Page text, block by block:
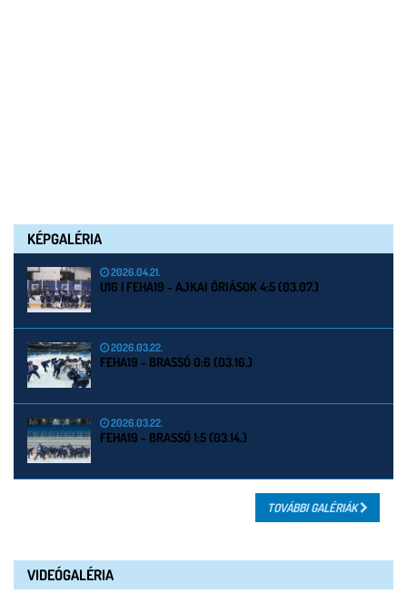
KÉPGALÉRIA
2026.04.21.
U16 | FEHA19 - AJKAI ÓRIÁSOK 4:5 (03.07.)
2026.03.22.
FEHA19 - BRASSÓ 0:6 (03.16.)
2026.03.22.
FEHA19 - BRASSÓ 1:5 (03.14.)
TOVÁBBI GALÉRIÁK
VIDEÓGALÉRIA